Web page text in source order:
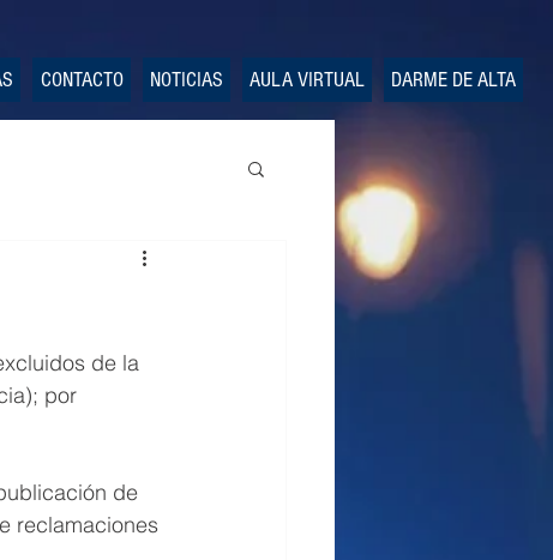
CONTACTO NOTICIAS AULA VIRTUAL DARME DE ALTA
de la
por
de
reclamaciones